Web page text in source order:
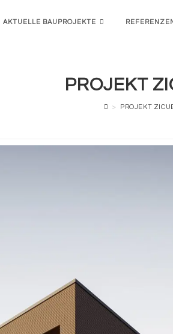
AKTUELLE BAUPROJEKTE REFERENZEN
PROJEKT
> PROJEKT